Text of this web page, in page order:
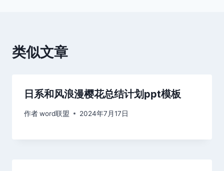
类似文章
日系和风浪漫樱花总结计划ppt模板
作者word联盟 2024年7月17日